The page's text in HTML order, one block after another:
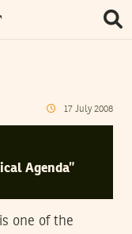
17 July 2008
Agenda”
one of the